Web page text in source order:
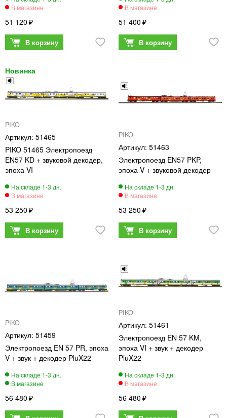
51 120 51 400
PIKO
51465
PIKO 51465 Электропоезд
EN57 KD + звуковой декодер,
эпоха VI
53 250
PIKO
51463
Электропоезд EN57 PKP,
эпоха V + звуковой декодер
53 250
PIKO
51459
Электропоезд EN 57 PR, эпоха
V + звук + декодер PluX22
56 480
PIKO
51461
Электропоезд EN 57 KM,
эпоха VI + звук + декодер
PluX22
56 480